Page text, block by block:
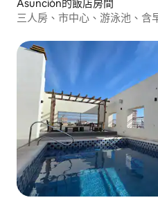
Asunción的飯店房間
三人房、市中心、游泳池、含